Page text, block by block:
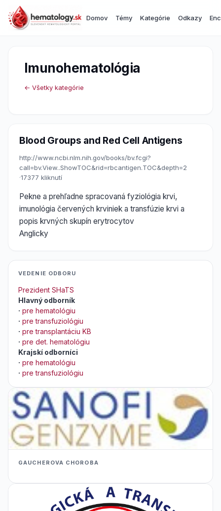
Domov Témy Kategórie Odkazy
Imunohematológia
← Všetky kategórie
Blood Groups and Red Cell Antigens
http://www.ncbi.nlm.nih.gov/books/bv.fcgi?
call=bv.View..ShowTOC&rid=rbcantigen.TOC&depth=2
·17377 kliknutí
Pekne a prehľadne spracovaná fyziológia krvi,
imunológia červených krviniek a transfúzie krvi a
popis krvných skupín erytrocytov
Anglicky
VEDENIE ODBORU
Prezident SHaTS
Hlavný odborník
· pre hematológiu
· pre transfuziológiu
· pre transplantáciu KB
· pre det. hematológiu
Krajskí odborníci
· pre hematológiu
· pre transfuziológiu
GAUCHEROVA CHOROBA